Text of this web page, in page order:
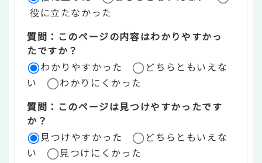
リ
ア
役に立たなかった
質問：このページの内容はわかりやすかっ
たですか？
わかりやすかった
どちらともいえな
い
わかりにくかった
質問：このページは見つけやすかったです
か？
見つけやすかった
どちらともいえな
い
見つけにくかった